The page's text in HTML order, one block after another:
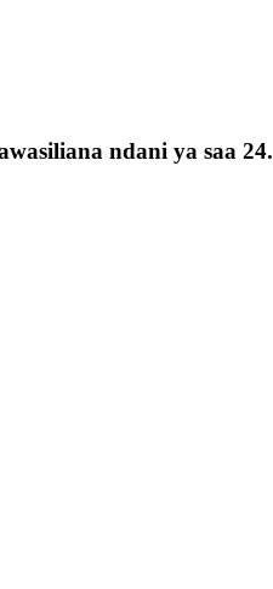
ndani ya saa 24.